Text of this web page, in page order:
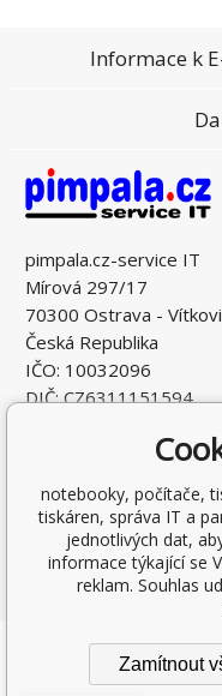
pimpala.cz-service IT
Mírová 297/17
70300 Ostrava -
Česká Republika
IČO: 10032096
DIČ: CZ6311151594
Informace k
Copyright ©
notebooky, počítače,
tiskáren, správa IT a
jednotlivých dat,
informace týkající se
reklam. Souhlas
Zamítnout